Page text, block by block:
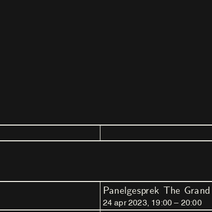
Panelgesprek The
24 apr 2023 19 :00 20:00